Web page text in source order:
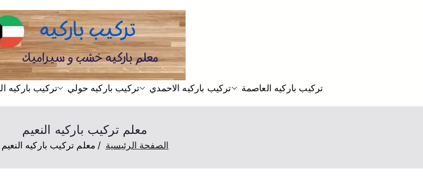
تركيب
فني تركيب باركيه تركيب باركيه العاصمة تركيب باركيه الاحمدي تركيب باركيه حولي تركيب باركيه
معلم تركيب باركيه النعيم
الصفحة الرئيسية معلم تركيب باركيه النعيم